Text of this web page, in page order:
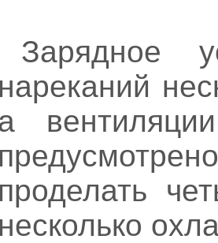
Зарядное
нареканий
проделать
несколько